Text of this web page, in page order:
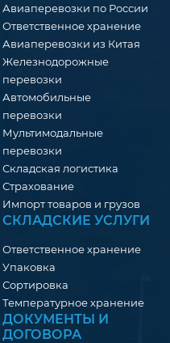
Авиаперевозки по России
Ответственное хранение
Авиаперевозки из Китая
Железнодорожные
перевозки
Автомобильные
перевозки
Мультимодальные
перевозки
Складская логистика
Страхование
Импорт товаров и грузов
СКЛАДСКИЕ УСЛУГИ
Ответственное хранение
Упаковка
Сортировка
Температурное хранение
ДОКУМЕНТЫ И
ДОГОВОРА